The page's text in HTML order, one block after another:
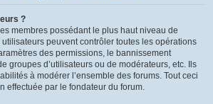
?
membres possédant le plus haut niveau de
peuvent contrôler toutes les opérations
des permissions, le bannissement
groupes d’utilisateurs ou de modérateurs, etc. Ils
à modérer l’ensemble des forums. Tout ceci
effectuée par le fondateur du forum.